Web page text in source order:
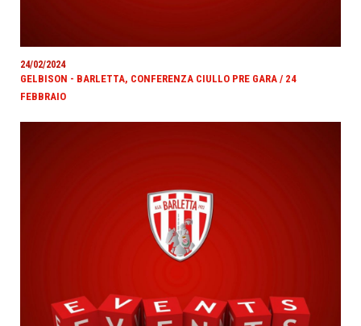
24/02/2024
GELBISON - BARLETTA, CONFERENZA CIULLO PRE GARA / 24
FEBBRAIO